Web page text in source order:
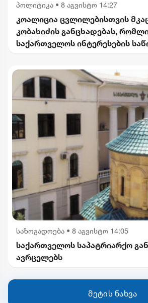
პოლიტიკა • 8 აგვისტო 14:27
კოალიცია ცვლილებისთვის
კობახიძის განცხადებას,
საქართველოს ინტერესების
საზოგადოება • 8 აგვისტო 14:05
საქართველოს საპატრიარქო
ავრცელებს
მეტის ნახვა